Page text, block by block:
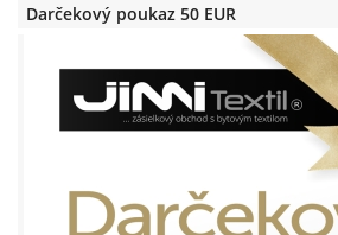
Darčekový poukaz 50 EUR